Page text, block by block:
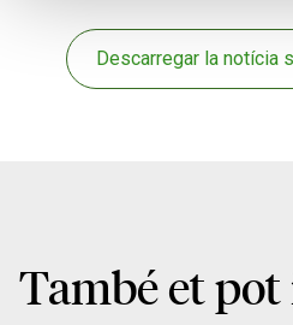
Descarregar la notícia
També et